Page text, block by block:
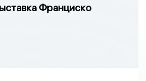
Франциско